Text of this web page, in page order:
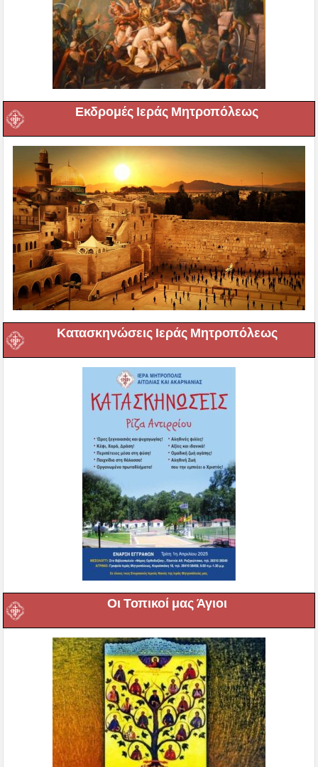
Εκδρομές Ιεράς Μητροπόλεως
Κατασκηνώσεις Ιεράς Μητροπόλεως
Οι Τοπικοί μας Άγιοι